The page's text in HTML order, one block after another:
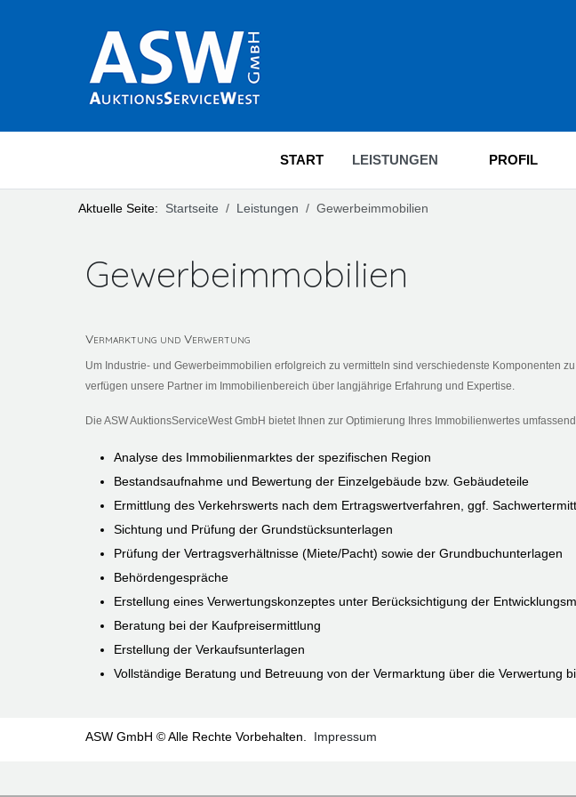
START LEISTUNGEN PROFIL
Aktuelle Seite: Startseite Leistungen Gewerbeimmobilien
Gewerbeimmobilien
Vermarktung und Verwertung
Um Industrie- und Gewerbeimmobilien erfolgreich zu vermitteln sind verschiedenste Komponenten
verfügen unsere Partner im Immobilienbereich über langjährige Erfahrung und Expertise.
Die ASW AuktionsServiceWest GmbH bietet Ihnen zur Optimierung Ihres Immobilienwertes
Analyse des Immobilienmarktes der spezifischen Region
Bestandsaufnahme und Bewertung der Einzelgebäude bzw. Gebäudeteile
Ermittlung des Verkehrswerts nach dem Ertragswertverfahren, ggf.
Sichtung und Prüfung der Grundstücksunterlagen
Prüfung der Vertragsverhältnisse (Miete/Pacht) sowie der Grundbuchunterlagen
Behördengespräche
Erstellung eines Verwertungskonzeptes unter Berücksichtigung der
Beratung bei der Kaufpreisermittlung
Erstellung der Verkaufsunterlagen
Vollständige Beratung und Betreuung von der Vermarktung über die Verwertung
ASW GmbH © Alle Rechte Vorbehalten. Impressum